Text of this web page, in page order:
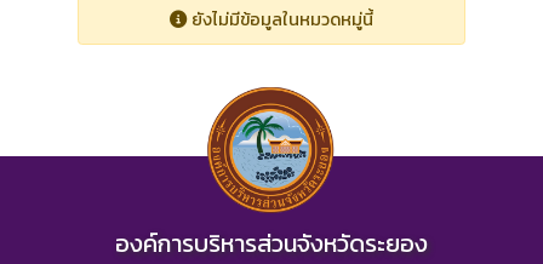
ยังไม่มีข้อมูลในหมวดหมู่นี้
องค์การบริหารส่วนจังหวัดระยอง